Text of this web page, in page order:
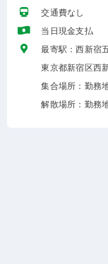
交通費なし
当日現金支払
最寄駅：西新宿
東京都新宿区西
集合場所：勤務
解散場所：勤務